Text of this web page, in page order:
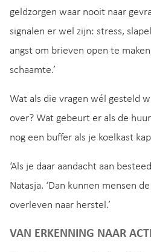
geldzorgen waar nooit naar
signalen er wel zijn: stress,
angst om brieven open te
schaamte.’
Wat als die vragen wél gesteld
over? Wat gebeurt er als de
nog een buffer als je koelkast
‘Als je daar aandacht aan
Natasja. ‘Dan kunnen mensen
overleven naar herstel.’
VAN ERKENNING NAAR